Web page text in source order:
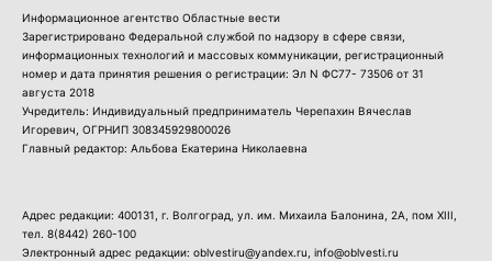
Информационное агентство Областные вести
Зарегистрировано Федеральной службой по надзору в сфере связи,
информационных технологий и массовых коммуникации, регистрационный
номер и дата принятия решения о регистрации: Эл N ФС77- 73506 от 31
августа 2018
Учредитель: Индивидуальный предприниматель Черепахин Вячеслав
Игоревич, ОГРНИП 308345929800026
Главный редактор: Альбова Екатерина Николаевна
Адрес редакции: 400131, г. Волгоград, ул. им. Михаила Балонина, 2А, пом XIII,
тел. 8(8442) 260-100
Электронный адрес редакции: oblvestiru@yandex.ru, info@oblvesti.ru